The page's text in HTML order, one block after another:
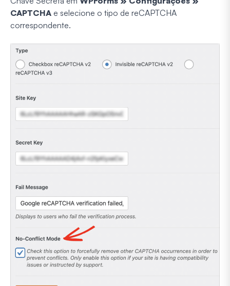
CAPTCHA e selecione o tipo de reCAPTCHA
correspondente.